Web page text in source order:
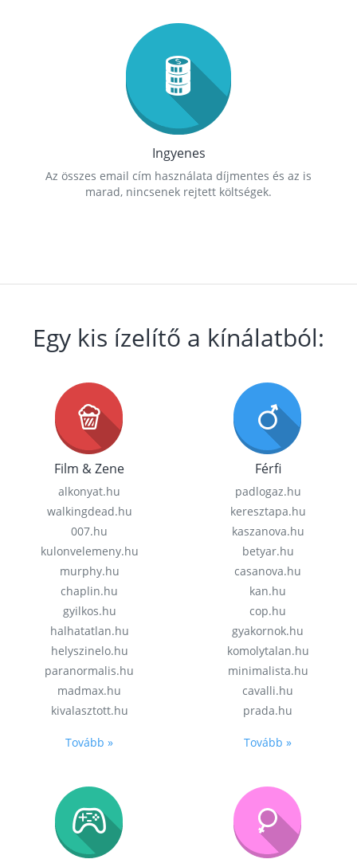
Ingyenes
Az összes email cím használata díjmentes és az is
marad, nincsenek rejtett költségek.
Egy kis ízelítő a kínálatból:
Film & Zene
alkonyat.hu
walkingdead.hu
007.hu
kulonvelemeny.hu
murphy.hu
chaplin.hu
gyilkos.hu
halhatatlan.hu
helyszinelo.hu
paranormalis.hu
madmax.hu
kivalasztott.hu
Tovább »
Férfi
padlogaz.hu
keresztapa.hu
kaszanova.hu
betyar.hu
casanova.hu
kan.hu
cop.hu
gyakornok.hu
komolytalan.hu
minimalista.hu
cavalli.hu
prada.hu
Tovább »